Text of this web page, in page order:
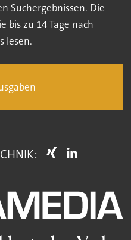
Suchergebnissen. Die
bis zu 14 Tage nach
lesen.